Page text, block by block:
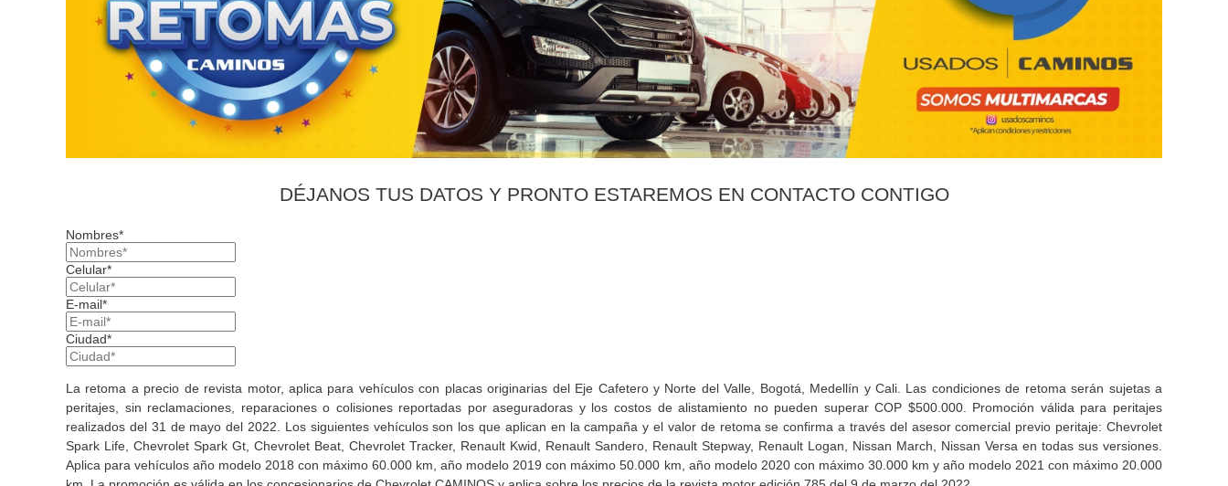
DÉJANOS TUS DATOS Y PRONTO ESTAREMOS EN CONTACTO CONTIGO
Nombres*
Celular*
E-mail*
Ciudad*
La retoma a precio de revista motor, aplica para vehículos con placas originarias del Eje Cafetero y Norte del Valle, Bogotá, Medellín y Cali. Las condiciones de retoma serán sujetas a
peritajes, sin reclamaciones, reparaciones o colisiones reportadas por aseguradoras y los costos de alistamiento no pueden superar COP $500.000. Promoción válida para peritajes
realizados del 31 de mayo del 2022. Los siguientes vehículos son los que aplican en la campaña y el valor de retoma se confirma a través del asesor comercial previo peritaje: Chevrolet
Spark Life, Chevrolet Spark Gt, Chevrolet Beat, Chevrolet Tracker, Renault Kwid, Renault Sandero, Renault Stepway, Renault Logan, Nissan March, Nissan Versa en todas sus versiones.
Aplica para vehículos año modelo 2018 con máximo 60.000 km, año modelo 2019 con máximo 50.000 km, año modelo 2020 con máximo 30.000 km y año modelo 2021 con máximo 20.000